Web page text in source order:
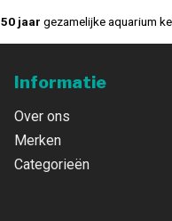
50 jaar gezamelijke aquarium
Informatie
Over ons
Merken
Categorieën